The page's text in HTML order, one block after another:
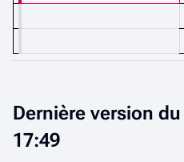
d
e
o
d
Dernière version
17:49